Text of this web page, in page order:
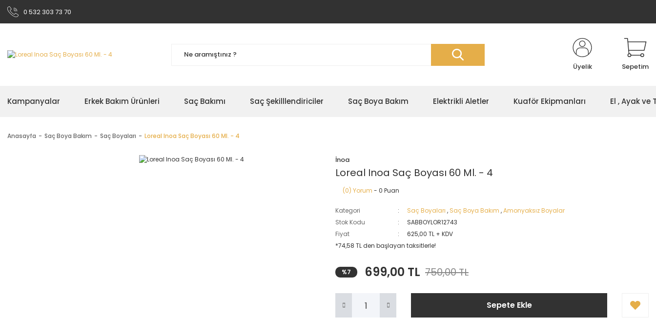
0 532 303 73 70
Üyelik Sepetim
Kampanyalar Erkek Bakım Ürünleri Saç Bakımı Saç Şekilllendiriciler Saç Boya Bakım Elektrikli Aletler Kuaför Ekipmanları El , Ayak ve
Anasayfa Saç Boya Bakım Saç Boyaları Loreal Inoa Saç Boyası 60 Ml. - 4
İnoa
Loreal Inoa Saç Boyası 60 Ml. - 4
(0) Yorum - 0 Puan
Kategori Saç Boyaları , Saç Boya Bakım ,Amonyaksız Boyalar
Stok Kodu
SABBOYLOR12743
Fiyat
625,00 TL + KDV
*74,58 TL den başlayan taksitlerle!
%7 699,00 TL 750,00 TL
Sepete Ekle